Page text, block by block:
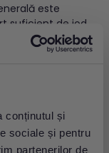
conținutul și
sociale și pentru
partenerilor de
este
suficient de iod
iod (6%). Titrurile
treptat, la o
fiind cea